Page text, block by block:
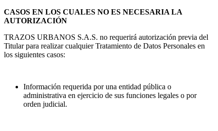
CASOS EN LOS CUALES NO ES NECESARIA LA
AUTORIZACIÓN
TRAZOS URBANOS S.A.S. no requerirá autorización previa del
Titular para realizar cualquier Tratamiento de Datos Personales en
los siguientes casos:
Información requerida por una entidad pública o
administrativa en ejercicio de sus funciones legales o por
orden judicial.